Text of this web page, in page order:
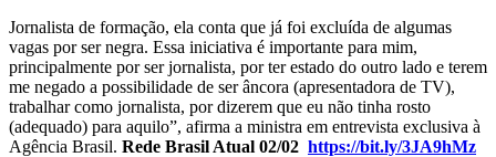
Jornalista de formação, ela conta que já foi excluída de algumas
vagas por ser negra. Essa iniciativa é importante para mim,
principalmente por ser jornalista, por ter estado do outro lado e terem
me negado a possibilidade de ser âncora (apresentadora de TV),
trabalhar como jornalista, por dizerem que eu não tinha rosto
(adequado) para aquilo”, afirma a ministra em entrevista exclusiva à
Agência Brasil. Rede Brasil Atual 02/02 https://bit.ly/3JA9hMz